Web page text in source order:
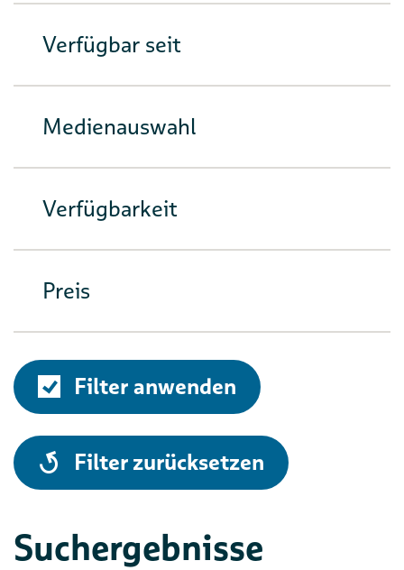
Verfügbar seit
Medienauswahl
Verfügbarkeit
Preis
Filter anwenden
alle
Filter zurücksetzen
Suchergebnisse